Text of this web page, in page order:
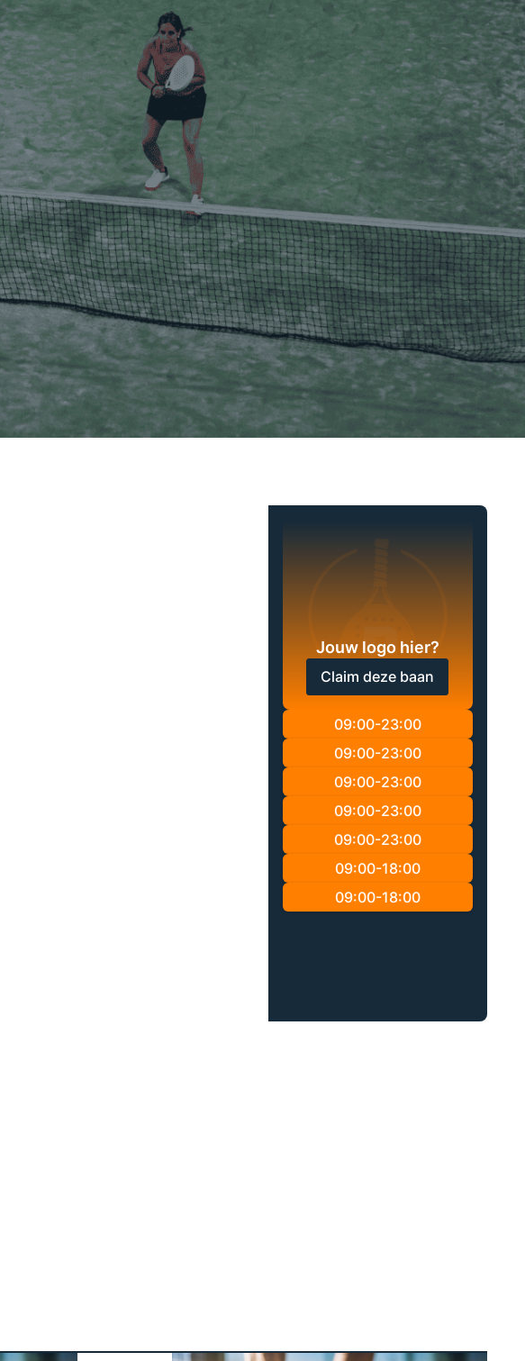
Jouw logo hier?
Claim deze baan
09:00-23:00
09:00-23:00
09:00-23:00
09:00-23:00
09:00-23:00
09:00-18:00
09:00-18:00